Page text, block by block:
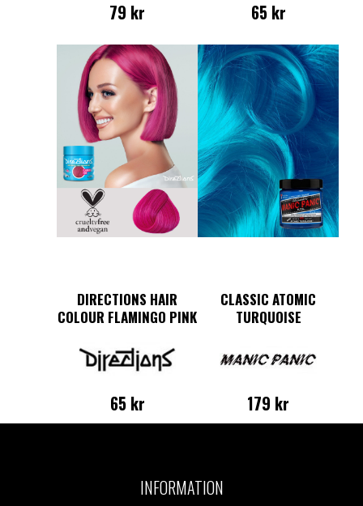
79 kr 65 kr
DIRECTIONS HAIR
COLOUR FLAMINGO PINK
65 kr
CLASSIC ATOMIC
TURQUOISE
179 kr
INFORMATION